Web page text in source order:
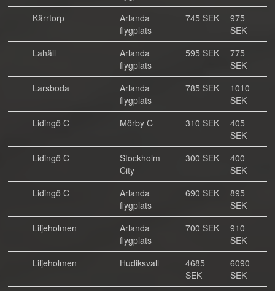
Kärrtorp
Arlanda
flygplats
745 SEK
975
SEK
Lahäll
Arlanda
flygplats
595 SEK
775
SEK
Larsboda
Arlanda
flygplats
785 SEK
1010
SEK
Lidingö C
Mörby C 310 SEK
405
SEK
Lidingö C
Stockholm
City
300 SEK
400
SEK
Lidingö C
Arlanda
flygplats
690 SEK
895
SEK
Liljeholmen
Arlanda
flygplats
700 SEK
910
SEK
Liljeholmen
Hudiksvall
4685
SEK
6090
SEK